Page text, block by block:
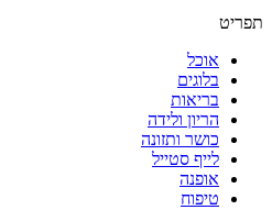
תפריט
אוכל
בלוגים
בריאות
הריון ולידה
כושר ותזונה
לייף סטייל
אופנה
טיפוח